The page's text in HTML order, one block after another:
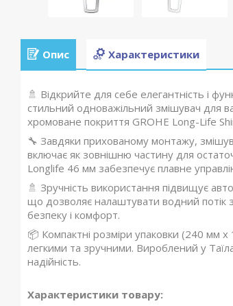
Опис Характеристики
🚿 Відкрийте для себе елегантність і
стильний одноважільний змішувач для
хромоване покриття GROHE Long-Life
🔧 Завдяки прихованому монтажу,
включає як зовнішню частину для
Longlife 46 мм забезпечує плавне
🚿 Зручність використання підвищує
що дозволяє налаштувати водний
безпеку і комфорт.
📦 Компактні розміри упаковки (240 мм
легкими та зручними. Вироблений у
надійність.
Характеристики товару: